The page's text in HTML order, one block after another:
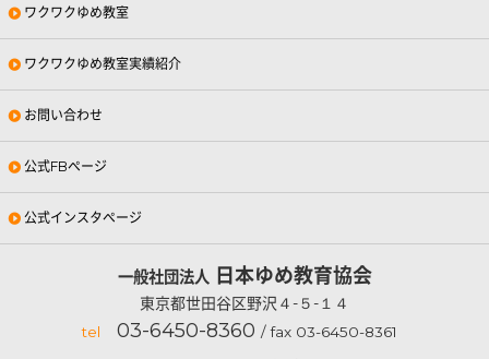
ワクワクゆめ教室
ワクワクゆめ教室実績紹介
お問い合わせ
公式FBページ
公式インスタページ
一般社団法人日本ゆめ教育協会
東京都世田谷区野沢４-５-１４
tel 03-6450-8360 / fax 03-6450-8361